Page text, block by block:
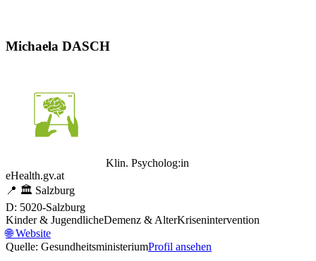
Michaela DASCH
Klin. Psycholog:in
eHealth.gv.at
📍 🏛️ Salzburg
D: 5020-Salzburg
Kinder & JugendlicheDemenz & AlterKrisenintervention
🌐Website
Quelle: GesundheitsministeriumProfil ansehen